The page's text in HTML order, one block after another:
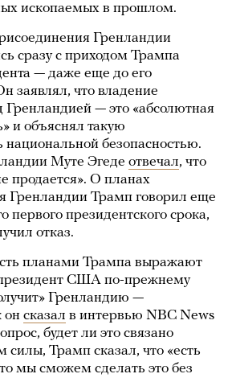
ископаемых в прошлом.
Гренландии
сразу с приходом Трампа
— даже еще до его
заявлял, что владение
Гренландией — это «абсолютная
и объяснял такую
национальной безопасностью.
Муте Эгеде отвечал, что
продается». О планах
Гренландии Трамп говорил еще
первого президентского срока,
отказ.
планами Трампа выражают
США по-прежнему
Гренландию —
он сказал в интервью NBC News
будет ли это связано
Трамп сказал, что «есть
мы сможем сделать это без